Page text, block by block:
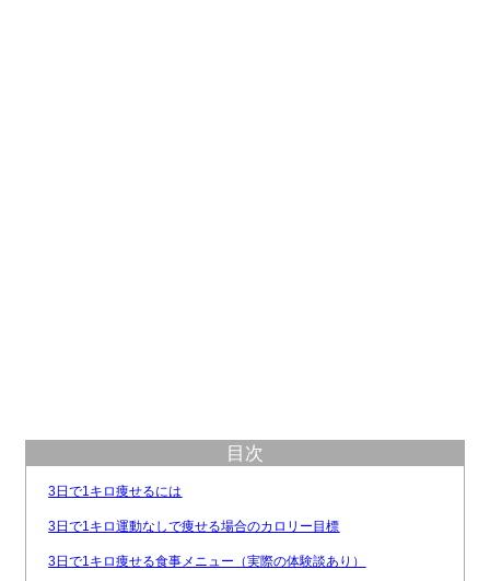
目次
3日で1キロ痩せるには
3日で1キロ運動なしで痩せる場合のカロリー目標
3日で1キロ痩せる食事メニュー（実際の体験談あり）